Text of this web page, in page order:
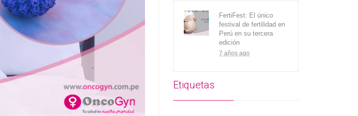
FertiFest: El único
festival de fertilidad en
Perú en su tercera
edición
7 años ago
Etiquetas